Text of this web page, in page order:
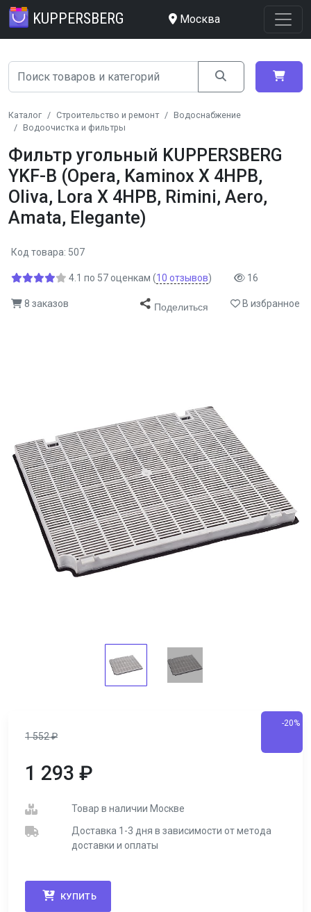
KUPPERSBERG Москва
Каталог Строительство и ремонт
Водоснабжение
Водоочистка и фильтры
Фильтр угольный KUPPERSBERG
YKF-B (Opera, Kaminox X 4HPB,
Oliva, Lora X 4HPB, Rimini, Aero,
Amata, Elegante)
Код товара: 507
4.1 по 57 оценкам (10 отзывов) 16
8 заказов Поделиться В избранное
1 552₽
-20%
1 293 ₽
Товар в наличии Москве
Доставка 1-3 дня в зависимости от метода
доставки и оплаты
КУПИТЬ